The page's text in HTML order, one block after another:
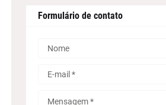
Formulário de contato